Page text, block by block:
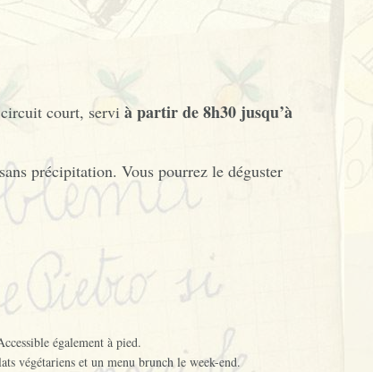
court, servi à partir de 8h30 jusqu’à
précipitation. Vous pourrez le déguster
également à pied.
végétariens et un menu brunch le week-end.